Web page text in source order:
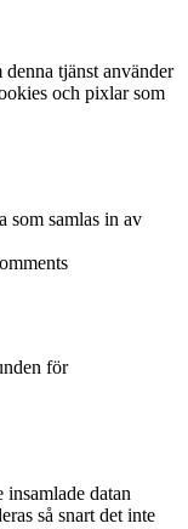
tjänst använder
och pixlar som
som samlas in av
för
datan
så snart det inte